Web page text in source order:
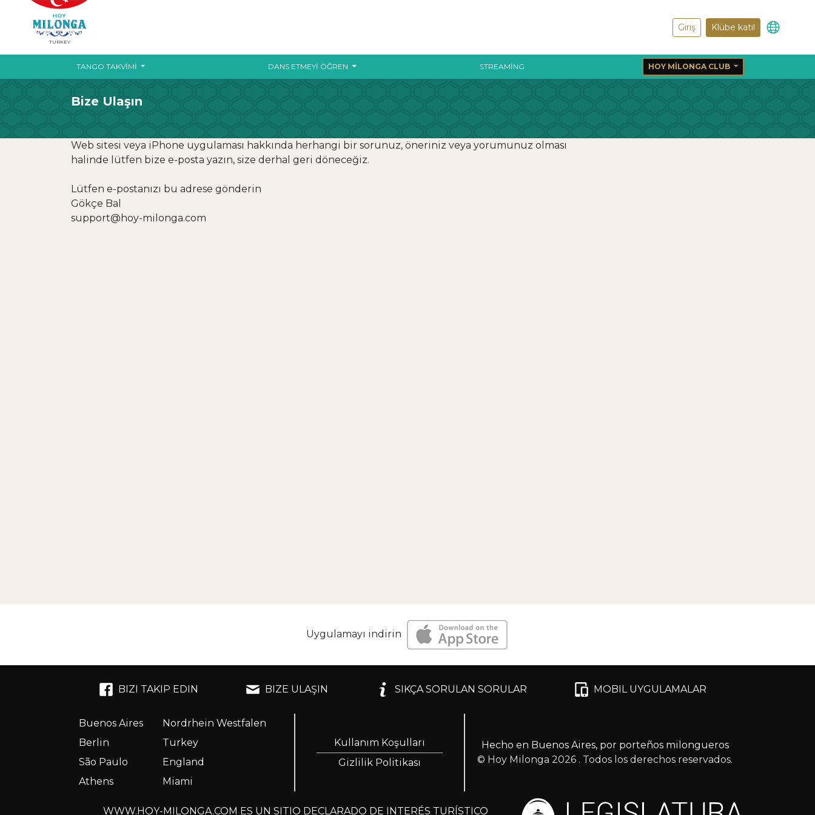
TURKEY
Giriş Klübe katıl
TANGO TAKVIMI DANS ETMEYI ÖĞREN STREAMING HOY MILONGA CLUB
Bize Ulaşın
Web sitesi veya iPhone uygulaması hakkında herhangi bir sorunuz, öneriniz veya yorumunuz olması
halinde lütfen bize e-posta yazın, size derhal geri döneceğiz.
Lütfen e-postanızı bu adrese gönderin
Gökçe Bal
support@hoy-milonga.com
Uygulamayı indirin
BIZI TAKIP EDIN BIZE ULAŞIN SIKÇA SORULAN SORULAR MOBIL UYGULAMALAR
Buenos Aires
Nordrhein Westfalen
Berlin
Turkey
São Paulo
England
Athens
Miami
Kullanım Koşulları
Gizlilik Politikası
Hecho en Buenos Aires, por porteños milongueros
© Hoy Milonga 2026 . Todos los derechos reservados.
WWW.HOY-MILONGA.COM ES UN SITIO DECLARADO DE INTERÉS TURÍSTICO